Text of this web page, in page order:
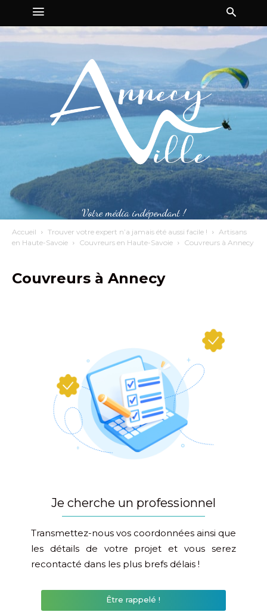
Votre média indépendant !
Accueil Trouver votre expert n’a jamais été aussi facile !
Artisans
en Haute-Savoie
Couvreurs en Haute-Savoie Couvreurs à Annecy
Couvreurs à Annecy
Je cherche un professionnel
Transmettez-nous vos coordonnées ainsi que
les détails de votre projet et vous serez
recontacté dans les plus brefs délais !
Être rappelé !